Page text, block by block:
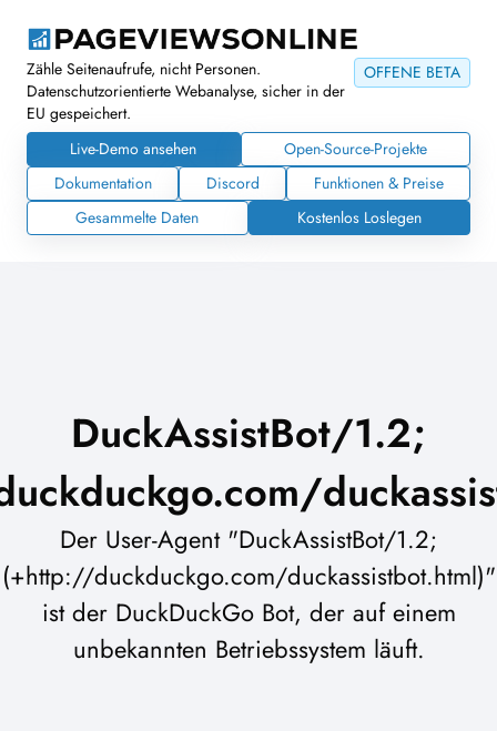
OFFENE BETA
Zähle Seitenaufrufe, nicht Personen.
Datenschutzorientierte Webanalyse, sicher in der
EU gespeichert.
Live-Demo ansehen
Open-Source-Projekte
Dokumentation
Discord
Funktionen & Preise
Gesammelte Daten
Kostenlos Loslegen
DuckAssistBot/1.2;
Der User-Agent "DuckAssistBot/1.2;
(+http://duckduckgo.com/duckassistbot.html)"
ist der DuckDuckGo Bot, der auf einem
unbekannten Betriebssystem läuft.